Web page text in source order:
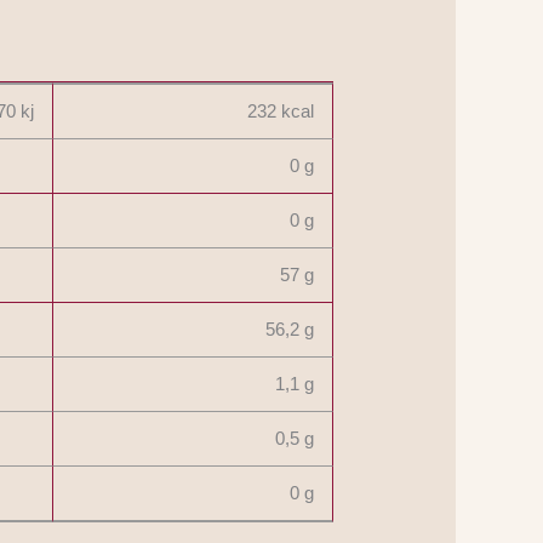
kj 232 kcal
0 g
0 g
57 g
56,2 g
1,1 g
0,5 g
0 g